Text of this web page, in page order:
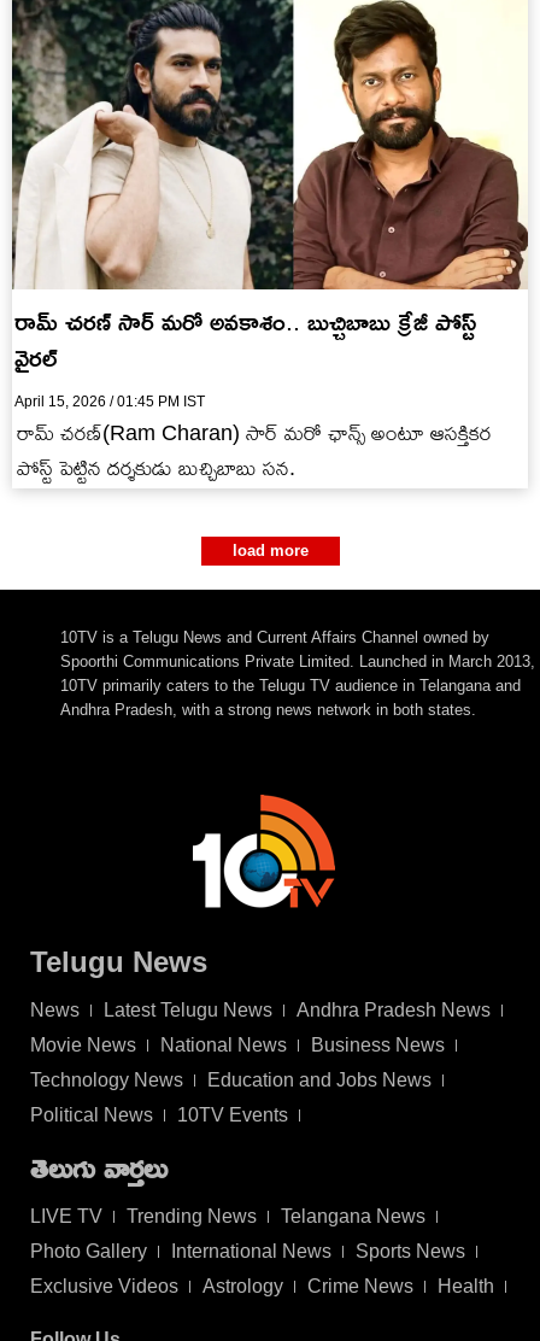
రామ్ చరణ్ సార్ మరో అవకాశం.. బుచ్చిబాబు క్రేజీ పోస్ట్
వైరల్
April 15, 2026 / 01:45 PM IST
రామ్ చరణ్(Ram Charan) సార్ మరో ఛాన్స్ అంటూ ఆసక్తికర
పోస్ట్ పెట్టిన దర్శకుడు బుచ్చిబాబు సన.
load more
10TV is a Telugu News and Current Affairs Channel owned by
Spoorthi Communications Private Limited. Launched in March 2013,
10TV primarily caters to the Telugu TV audience in Telangana and
Andhra Pradesh, with a strong news network in both states.
Telugu News
News Latest Telugu News
Andhra Pradesh News
Movie News
National News
Business News
Technology News
Education and Jobs News
Political News
10TV Events
తెలుగు వార్తలు
LIVE TV Trending News
Telangana News
Photo Gallery
International News
Sports News
Exclusive Videos
Astrology Crime News Health